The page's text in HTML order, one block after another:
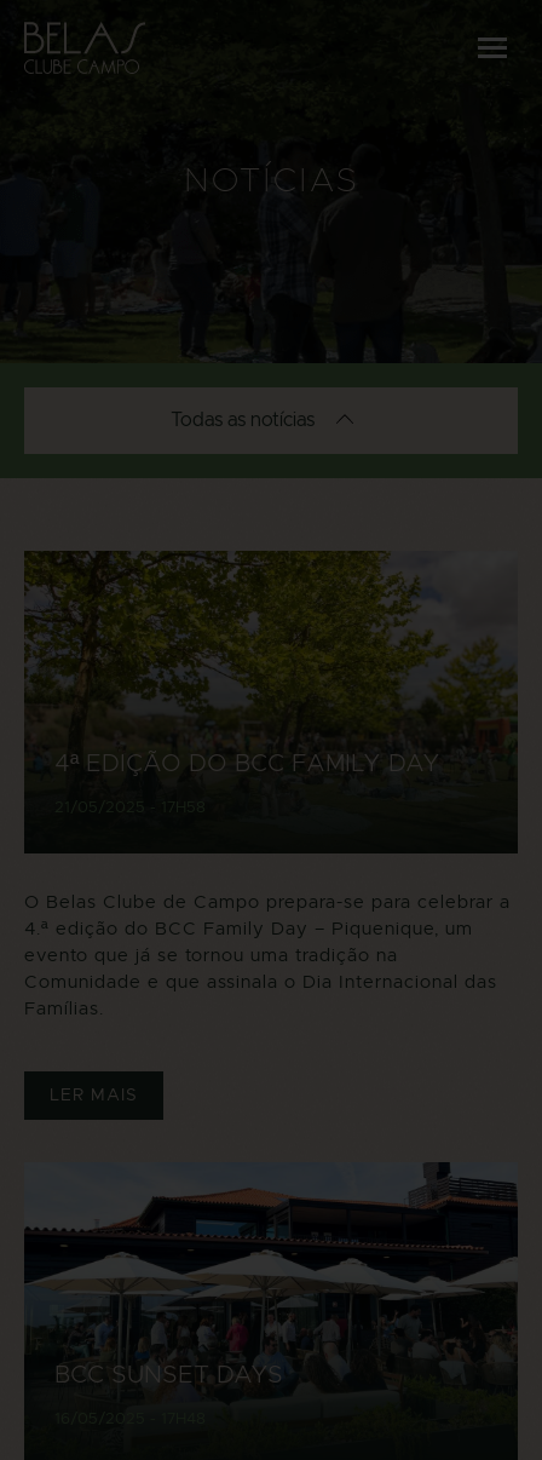
NOTÍCIAS
Todas as notícias
4ª EDIÇÃO DO BCC FAMILY DAY
O Belas Clube de Campo prepara-se para celebrar a
4.ª edição do BCC Family Day – Piquenique, um
evento que já se tornou uma tradição na
Comunidade e que assinala o Dia Internacional das
Famílias.
LER MAIS
BCC SUNSET DAYS